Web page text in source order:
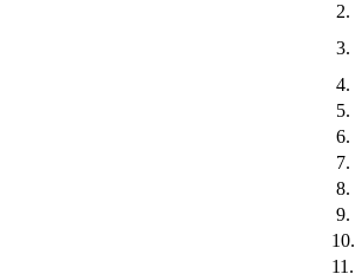
2.
3.
4.
5.
6.
7.
8.
9.
10.
11.